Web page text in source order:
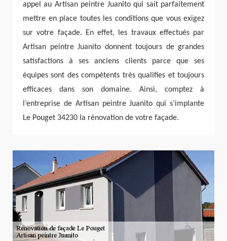
appel au Artisan peintre Juanito qui sait parfaitement
mettre en place toutes les conditions que vous exigez
sur votre façade. En effet, les travaux effectués par
Artisan peintre Juanito donnent toujours de grandes
satisfactions à ses anciens clients parce que ses
équipes sont des compétents très qualifies et toujours
efficaces dans son domaine. Ainsi, comptez à
l’entreprise de Artisan peintre Juanito qui s’implante
Le Pouget 34230 la rénovation de votre façade.